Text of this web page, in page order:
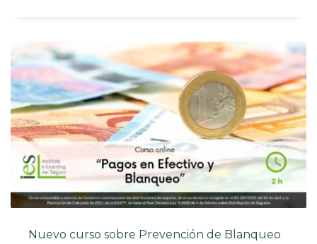
Nuevo curso sobre Prevención de Blanqueo